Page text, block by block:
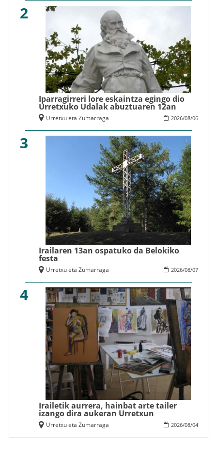
2
Iparragirreri lore eskaintza egingo dio
Urretxuko Udalak abuztuaren 12an
2026/08/06
Urretxu eta Zumarraga
3
Irailaren 13an ospatuko da Belokiko
festa
2026/08/07
Urretxu eta Zumarraga
4
Irailetik aurrera, hainbat arte tailer
izango dira aukeran Urretxun
2026/08/04
Urretxu eta Zumarraga